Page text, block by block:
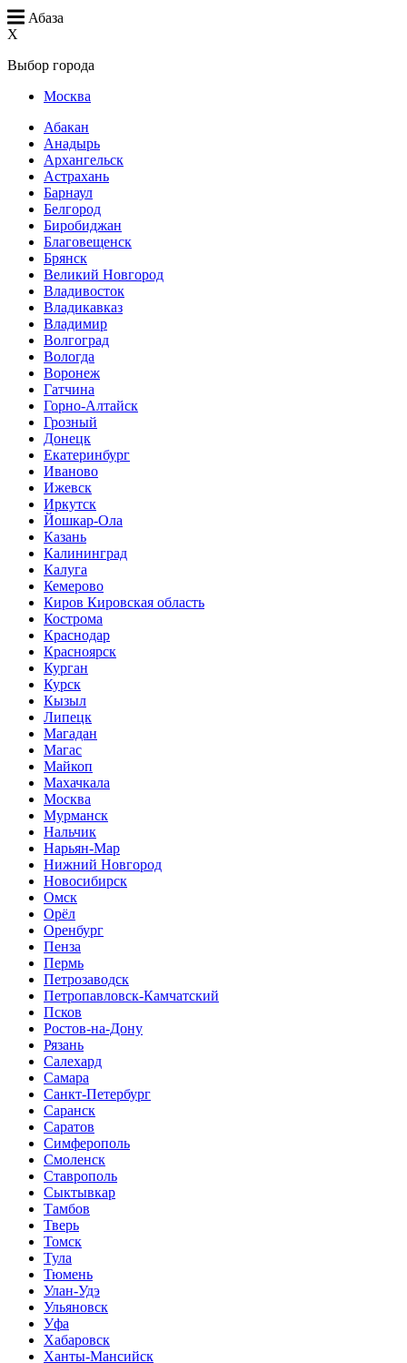
Абаза
X
Выбор города
Москва
Абакан
Анадырь
Архангельск
Астрахань
Барнаул
Белгород
Биробиджан
Благовещенск
Брянск
Великий Новгород
Владивосток
Владикавказ
Владимир
Волгоград
Вологда
Воронеж
Гатчина
Горно-Алтайск
Грозный
Донецк
Екатеринбург
Иваново
Ижевск
Иркутск
Йошкар-Ола
Казань
Калининград
Калуга
Кемерово
Киров Кировская область
Кострома
Краснодар
Красноярск
Курган
Курск
Кызыл
Липецк
Магадан
Магас
Майкоп
Махачкала
Москва
Мурманск
Нальчик
Нарьян-Мар
Нижний Новгород
Новосибирск
Омск
Орёл
Оренбург
Пенза
Пермь
Петрозаводск
Петропавловск-Камчатский
Псков
Ростов-на-Дону
Рязань
Салехард
Самара
Санкт-Петербург
Саранск
Саратов
Симферополь
Смоленск
Ставрополь
Сыктывкар
Тамбов
Тверь
Томск
Тула
Тюмень
Улан-Удэ
Ульяновск
Уфа
Хабаровск
Ханты-Мансийск